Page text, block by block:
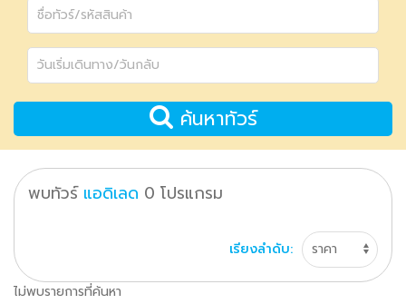
ค้นหาทัวร์
พบทัวร์ แอดิเลด 0 โปรแกรม
เรียงลำดับ:
ไม่พบรายการที่ค้นหา